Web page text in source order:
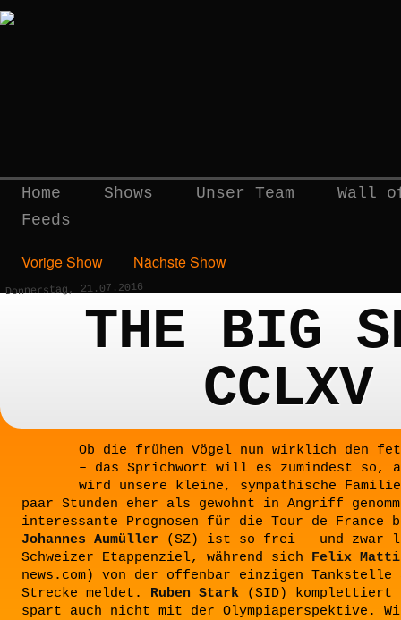
Home Shows Unser Team
Wall
Feeds
Vorige Show Nächste Show
Donnerstag, 21.07.2016
THE BIG
CCLXV
Ob die frühen Vögel nun wirklich den
– das Sprichwort will es zumindest so,
wird unsere kleine, sympathische
paar Stunden eher als gewohnt in Angriff
interessante Prognosen für die Tour de
Johannes Aumüller (SZ) ist so frei – und zwar
Schweizer Etappenziel, während sich Felix
news.com) von der offenbar einzigen Tankstelle
Strecke meldet. Ruben Stark (SID) komplettiert
spart auch nicht mit der Olympiaperspektive.